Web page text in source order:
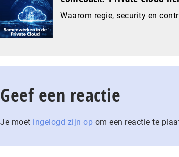
Waarom regie, security en
Geef een reactie
Je moet ingelogd zijn op om een reactie te